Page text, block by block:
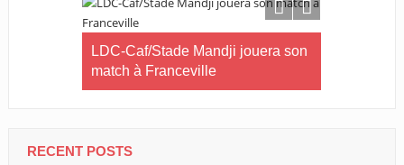
LDC-Caf/Stade Mandji jouera son
match à Franceville
RECENT POSTS